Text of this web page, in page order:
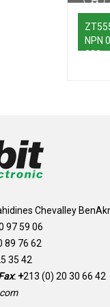
NPN
223
Chevalley
97 59 06
89 76 62
35 42
: +213 (0) 20 30 66 42